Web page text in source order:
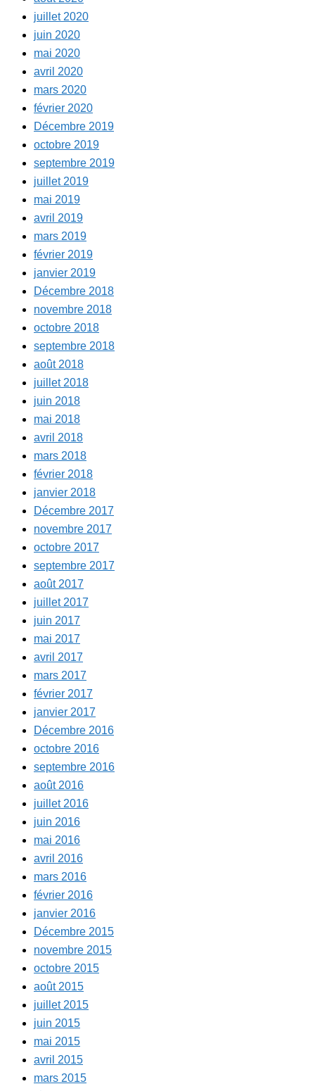
juillet 2020
juin 2020
mai 2020
avril 2020
mars 2020
février 2020
Décembre 2019
octobre 2019
septembre 2019
juillet 2019
mai 2019
avril 2019
mars 2019
février 2019
janvier 2019
Décembre 2018
novembre 2018
octobre 2018
septembre 2018
août 2018
juillet 2018
juin 2018
mai 2018
avril 2018
mars 2018
février 2018
janvier 2018
Décembre 2017
novembre 2017
octobre 2017
septembre 2017
août 2017
juillet 2017
juin 2017
mai 2017
avril 2017
mars 2017
février 2017
janvier 2017
Décembre 2016
octobre 2016
septembre 2016
août 2016
juillet 2016
juin 2016
mai 2016
avril 2016
mars 2016
février 2016
janvier 2016
Décembre 2015
novembre 2015
octobre 2015
août 2015
juillet 2015
juin 2015
mai 2015
avril 2015
mars 2015